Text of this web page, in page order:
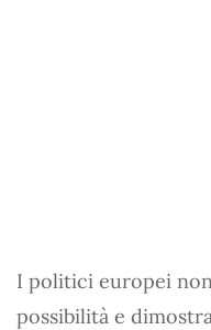
I politici europei
possibilità e